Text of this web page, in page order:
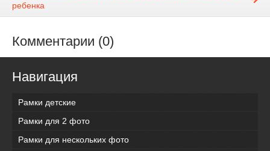
ребенка
Комментарии (0)
Навигация
Рамки детские
Рамки для 2 фото
Рамки для нескольких фото